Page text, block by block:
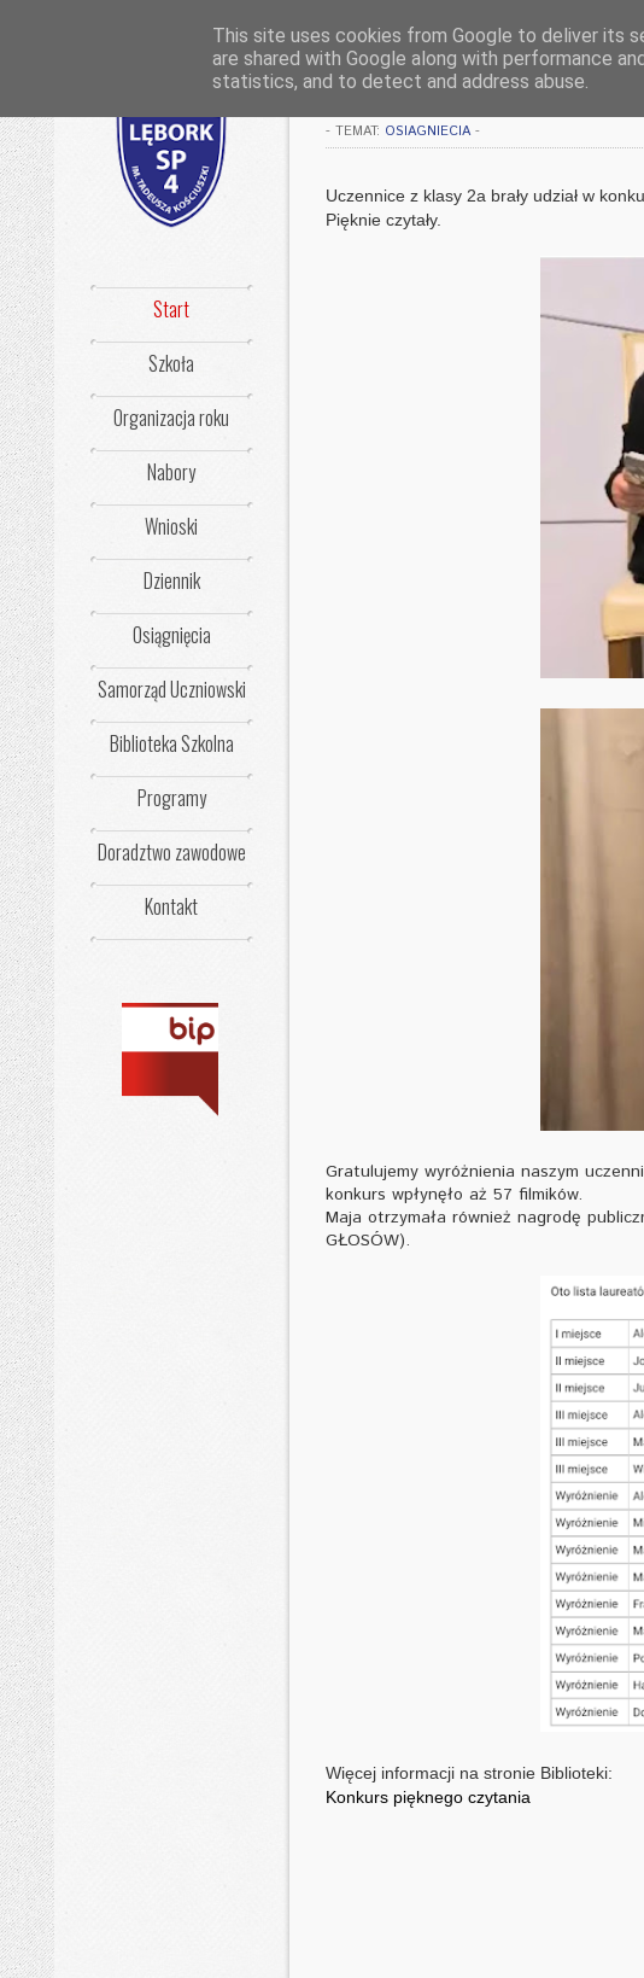
Start
Szkoła
Organizacja roku
Nabory
Wnioski
Dziennik
Osiągnięcia
Samorząd Uczniowski
Biblioteka Szkolna
Programy
Doradztwo zawodowe
Kontakt
Konkurs pięknego
- TEMAT: OSIAGNIECIA -
Uczennice z klasy 2a brały udział w
Pięknie czytały.
Gratulujemy wyróżnienia naszym
konkurs wpłynęło aż 57 filmików.
Maja otrzymała również nagrodę
GŁOSÓW).
Więcej informacji na stronie Biblioteki:
Konkurs pięknego czytania
This site uses cookies from Google to deliver its
are shared with Google along with performance
statistics, and to detect and address abuse.